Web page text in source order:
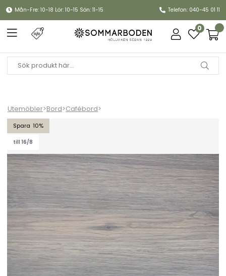
Mån-Fre: 10-18 Lör: 10-15 Sön: 11-15 Telefon: 040-45 01 11
0
Utemöbler>Bord>Cafébord>
10
till 16/8
Laminatskiva 70x70 cm - natur trälook